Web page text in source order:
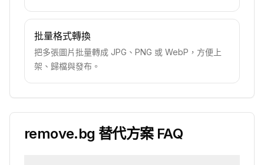
批量格式轉換
把多張圖片批量轉成 JPG、PNG 或 WebP，方便上
架、歸檔與發布。
remove.bg 替代方案 FAQ